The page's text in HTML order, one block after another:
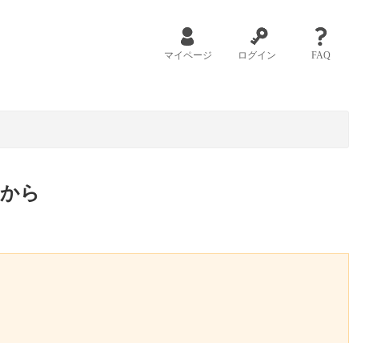
マイページ ログイン FAQ
から